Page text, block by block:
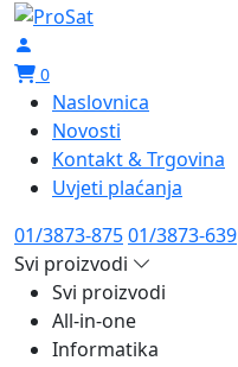
0
Naslovnica
Novosti
Kontakt & Trgovina
Uvjeti plaćanja
01/3873-87501/3873-639
Svi proizvodi
Svi proizvodi
All-in-one
Informatika